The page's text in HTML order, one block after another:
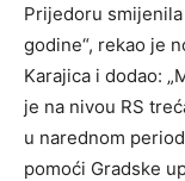
Prijedoru
godine“, rekao je
Karajica i dodao:
je na nivou RS
u narednom
pomoći Gradske